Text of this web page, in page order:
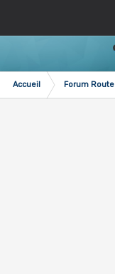
Accueil Forum Route